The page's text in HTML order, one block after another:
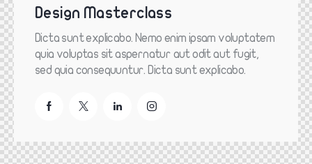
Design Masterclass
Dicta sunt explicabo. Nemo enim ipsam voluptatem
quia voluptas sit aspernatur aut odit aut fugit,
sed quia consequuntur. Dicta sunt explicabo.